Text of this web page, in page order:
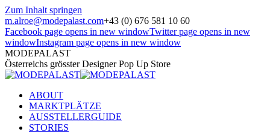
Zum Inhalt springen
m.alroe@modepalast.com+43 (0) 676 581 10 60
Facebook page opens in new windowTwitter page opens in new
windowInstagram page opens in new window
MODEPALAST
Österreichs grösster Designer Pop Up Store
ABOUT
MARKTPLÄTZE
AUSSTELLERGUIDE
STORIES